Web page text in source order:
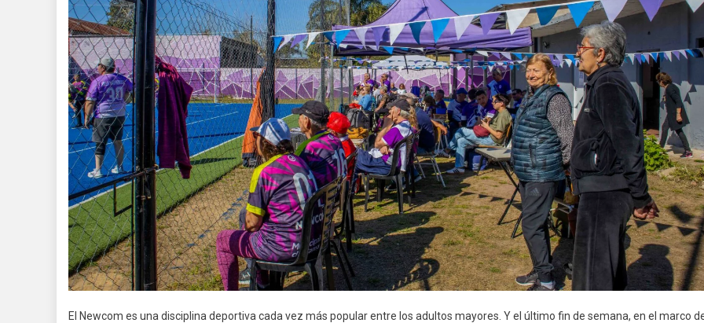
El Newcom es una disciplina deportiva cada vez más popular entre los adultos mayores. Y el último fin de semana, en el marco